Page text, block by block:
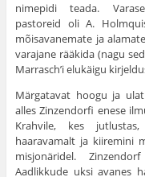
nimepidi teada.
pastoreid oli A.
mõisavanemate ja
varajane rääkida (nagu
Marrasch’i elukäigu
Märgatavat hoogu ja
alles Zinzendorfi enese
Krahvile, kes
haaravamalt ja kiiremini
misjonäridel.
Aadlikkude uksi avanes